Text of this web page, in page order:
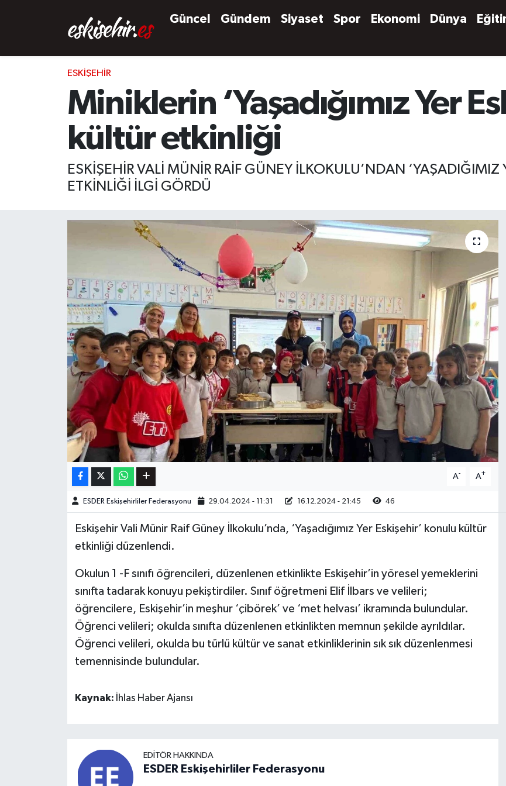
Güncel Gündem Siyaset Spor Ekonomi Dünya
ESKIŞEHIR
Miniklerin ‘Yaşadığımız Yer
kültür etkinliği
ESKİŞEHİR VALİ MÜNİR RAİF GÜNEY İLKOKULU’NDAN ‘YAŞADIĞIMIZ
ETKİNLİĞİ İLGİ GÖRDÜ
A- A+
ESDER Eskişehirliler Federasyonu 29.04.2024 - 11:31 16.12.2024 - 21:45 46
Eskişehir Vali Münir Raif Güney İlkokulu’nda, ‘Yaşadığımız Yer Eskişehir’ konulu kültür
etkinliği düzenlendi.
Okulun 1 -F sınıfı öğrencileri, düzenlenen etkinlikte Eskişehir’in yöresel yemeklerini
sınıfta tadarak konuyu pekiştirdiler. Sınıf öğretmeni Elif İlbars ve velileri;
öğrencilere, Eskişehir’in meşhur ‘çibörek’ ve ‘met helvası’ ikramında bulundular.
Öğrenci velileri; okulda sınıfta düzenlenen etkinlikten memnun şekilde ayrıldılar.
Öğrenci velileri, okulda bu türlü kültür ve sanat etkinliklerinin sık sık düzenlenmesi
temennisinde bulundular.
Kaynak: İhlas Haber Ajansı
EDITÖR HAKKINDA
ESDER Eskişehirliler Federasyonu